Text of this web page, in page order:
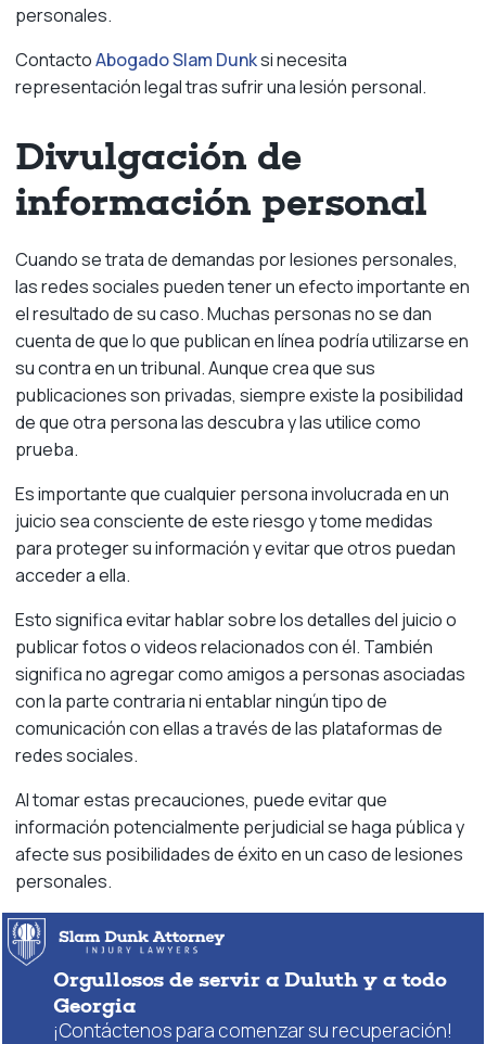
personales.
ContactoAbogado Slam Dunksi necesita
representación legal tras sufrir una lesión personal.
Divulgación de
información personal
Cuando se trata de demandas por lesiones personales,
las redes sociales pueden tener un efecto importante en
el resultado de su caso. Muchas personas no se dan
cuenta de que lo que publican en línea podría utilizarse en
su contra en un tribunal. Aunque crea que sus
publicaciones son privadas, siempre existe la posibilidad
de que otra persona las descubra y las utilice como
prueba.
Es importante que cualquier persona involucrada en un
juicio sea consciente de este riesgo y tome medidas
para proteger su información y evitar que otros puedan
acceder a ella.
Esto significa evitar hablar sobre los detalles del juicio o
publicar fotos o videos relacionados con él. También
significa no agregar como amigos a personas asociadas
con la parte contraria ni entablar ningún tipo de
comunicación con ellas a través de las plataformas de
redes sociales.
Al tomar estas precauciones, puede evitar que
información potencialmente perjudicial se haga pública y
afecte sus posibilidades de éxito en un caso de lesiones
personales.
Orgullosos de servir a Duluth y a todo
Georgia
¡Contáctenos para comenzar su recuperación!